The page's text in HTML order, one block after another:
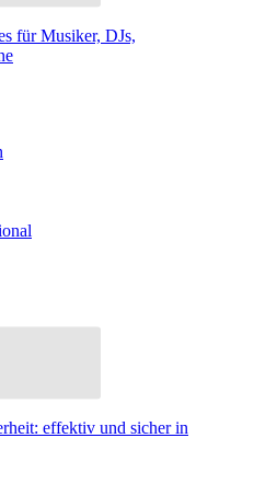
für Musiker, DJs,
effektiv und sicher in